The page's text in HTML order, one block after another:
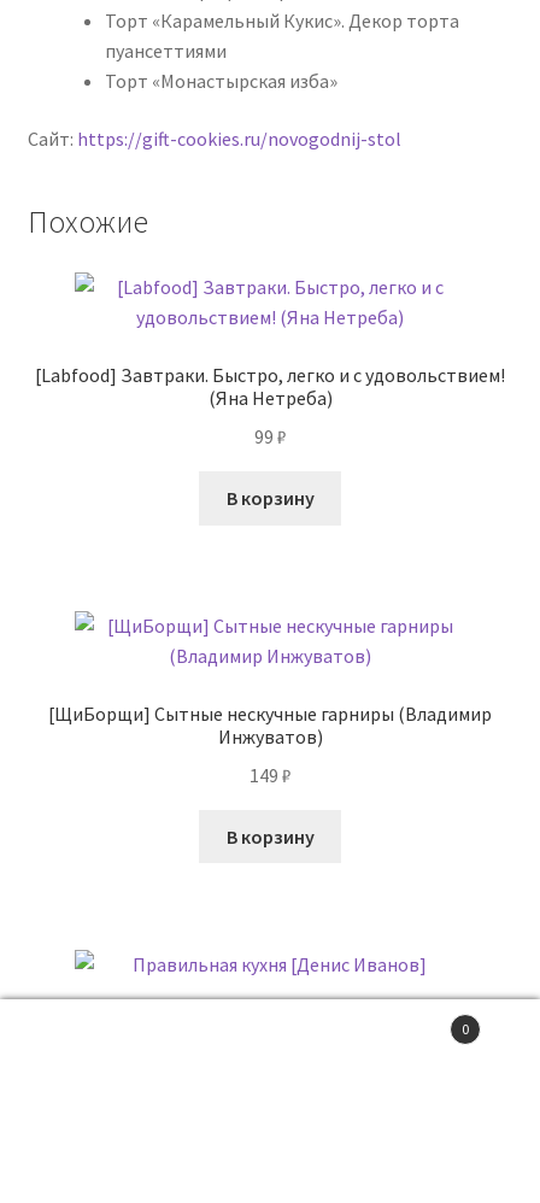
Торт «Карамельный Кукис». Декор торта
пуансеттиями
Торт «Монастырская изба»
Сайт: https://gift-cookies.ru/novogodnij-stol
Похожие
[Labfood] Завтраки. Быстро, легко и с удовольствием!
(Яна Нетреба)
99 ₽
В корзину
[ЩиБорщи] Сытные нескучные гарниры (Владимир
Инжуватов)
149 ₽
В корзину
0